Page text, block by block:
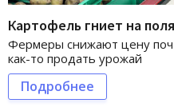
Картофель гниет на
Фермеры снижают цену
как-то продать урожай
Подробнее